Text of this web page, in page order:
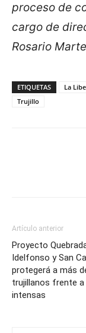
proceso de
cargo de
Rosario
ETIQUETAS La
Trujillo
Artículo anterior
Proyecto
Idelfonso y San
protegerá a más
trujillanos frente a
intensas